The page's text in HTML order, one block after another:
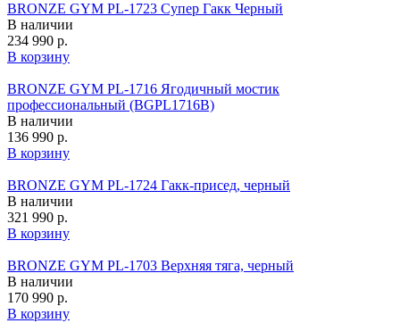
BRONZE GYM PL-1723 Супер Гакк Черный
В наличии
234 990 р.
В корзину
BRONZE GYM PL-1716 Ягодичный мостик
профессиональный (BGPL1716B)
В наличии
136 990 р.
В корзину
BRONZE GYM PL-1724 Гакк-присед, черный
В наличии
321 990 р.
В корзину
BRONZE GYM PL-1703 Верхняя тяга, черный
В наличии
170 990 р.
В корзину